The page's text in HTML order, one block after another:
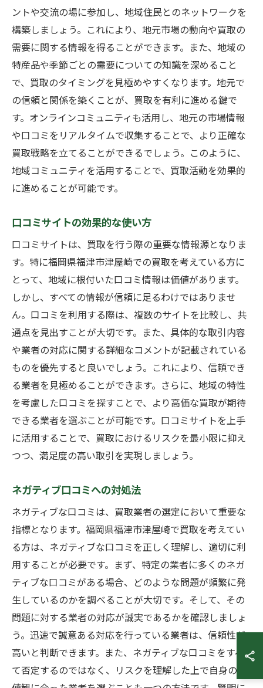
ントや交流の場に参加し、地域住民とのネットワークを
構築しましょう。これにより、地元市場の動向や買取の
需要に関する情報を得ることができます。また、地域の
特産品や季節ごとの需要についての知識を深めること
で、買取のタイミングを見極めやすくなります。地元で
の信頼と関係を築くことが、買取を有利に進める鍵で
す。オンラインコミュニティも活用し、地元の市場情報
や口コミをリアルタイムで収集することで、より正確な
買取戦略を立てることができるでしょう。このように、
地域コミュニティを活用することで、買取活動を効果的
に進めることが可能です。
口コミサイトの効果的な使い方
口コミサイトは、買取を行う際の重要な情報源となりま
す。特に福岡県福津市津屋崎での買取を考えている方に
とって、地域に根付いた口コミ情報は価値があります。
しかし、すべての情報が信頼に足るわけではありませ
ん。口コミを利用する際は、複数のサイトを比較し、共
通点を見出すことが大切です。また、具体的な取引内容
や業者の対応に関する詳細なコメントが記載されている
ものを優先すると良いでしょう。これにより、信頼でき
る業者を見極めることができます。さらに、地域の特性
を考慮した口コミを探すことで、より高価な買取が期待
できる業者を選ぶことが可能です。口コミサイトを上手
に活用することで、買取におけるリスクを最小限に抑え
つつ、満足度の高い取引を実現しましょう。
ネガティブ口コミへの対処法
ネガティブな口コミは、買取業者の選定において重要な
指標となります。福岡県福津市津屋崎で買取を考えてい
る方は、ネガティブな口コミを正しく理解し、適切に利
用することが必要です。まず、特定の業者に多くのネガ
ティブな口コミがある場合、どのような問題が頻繁に発
生しているのかを調べることが大切です。そして、その
問題に対する業者の対応が誠実であるかを確認しましょ
う。迅速で誠意ある対応を行っている業者は、信頼性が
高いと判断できます。また、ネガティブな口コミをすべ
て否定するのではなく、リスクを理解した上で自身の価